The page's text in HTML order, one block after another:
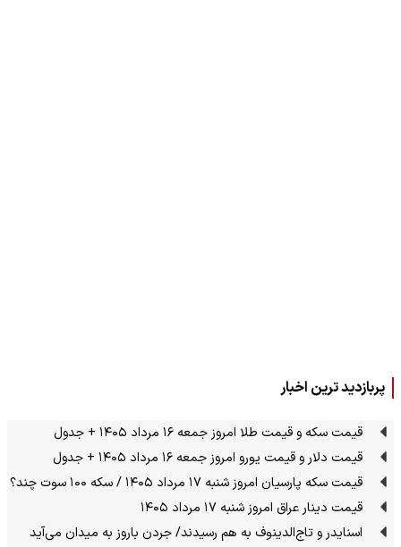
پربازدید ترین اخبار
قیمت سکه و قیمت طلا امروز جمعه ۱۶ مرداد ۱۴۰۵ + جدول
قیمت دلار و قیمت یورو امروز جمعه ۱۶ مرداد ۱۴۰۵ + جدول
قیمت سکه پارسیان امروز شنبه ۱۷ مرداد ۱۴۰۵ / سکه ۱۰۰ سوت چند؟
قیمت دینار عراق امروز شنبه ۱۷ مرداد ۱۴۰۵
اسنایدر و تاج‌الدینوف به هم رسیدند/ جردن باروز به میدان می‌آید